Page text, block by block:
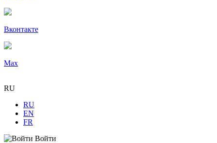
Вконтакте
Max
RU
RU
EN
FR
Войти